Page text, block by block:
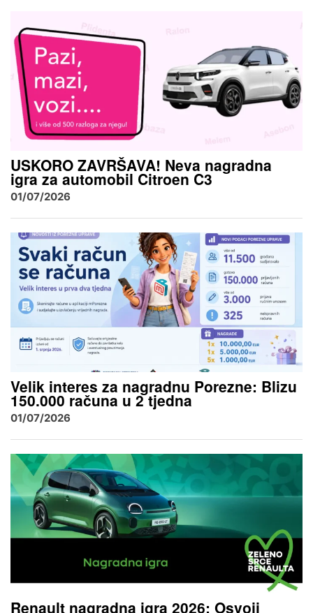
USKORO ZAVRŠAVA! Neva nagradna
igra za automobil Citroen C3
01/07/2026
Velik interes za nagradnu Porezne: Blizu
150.000 računa u 2 tjedna
01/07/2026
Renault nagradna igra 2026: Osvoji